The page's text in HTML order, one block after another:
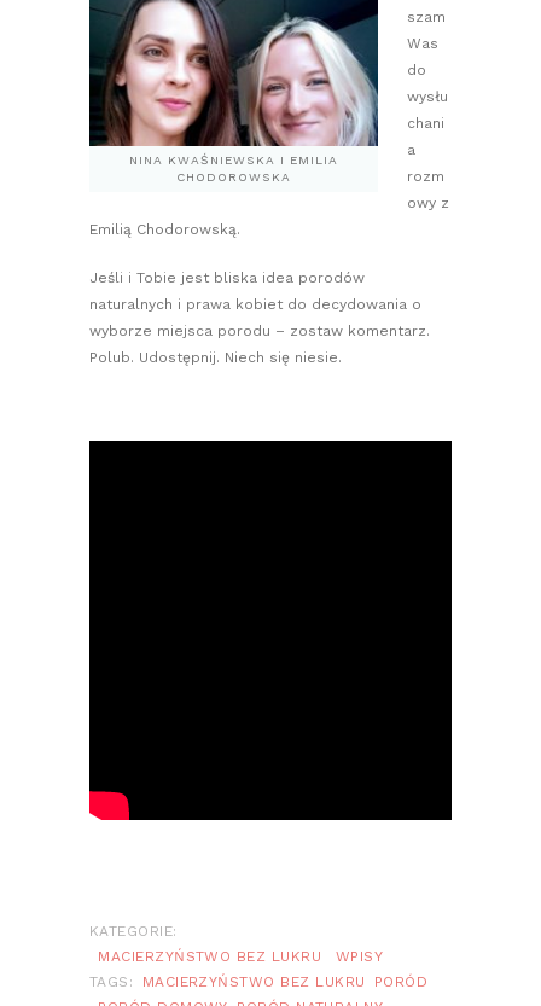
NINA KWAŚNIEWSKA I EMILIA
CHODOROWSKA
szam
Was
do
wysłu
chani
a
rozm
owy z
Emilią Chodorowską.
Jeśli i Tobie jest bliska idea porodów
naturalnych i prawa kobiet do decydowania o
wyborze miejsca porodu – zostaw komentarz.
Polub. Udostępnij. Niech się niesie.
KATEGORIE:
MACIERZYŃSTWO BEZ LUKRU
WPISY
TAGS:
MACIERZYŃSTWO BEZ LUKRU
PORÓD